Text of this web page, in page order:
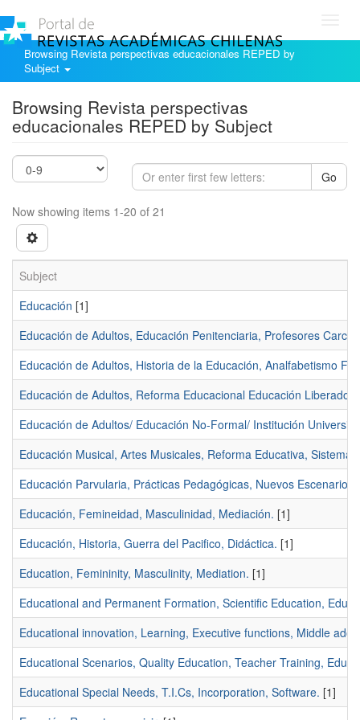
Browsing Revista perspectivas educacionales REPED by
Subject
Browsing Revista perspectivas
educacionales REPED by Subject
Go
Now showing items 1-20 of 21
Subject
Educación [1]
Educación de Adultos, Educación Penitenciaria, Profesores
Educación de Adultos, Historia de la Educación, Analfabetismo
Educación de Adultos, Reforma Educacional Educación
Educación de Adultos/ Educación No-Formal/ Institución
Educación Musical, Artes Musicales, Reforma Educativa, Sistema
Educación Parvularia, Prácticas Pedagógicas, Nuevos
Educación, Femineidad, Masculinidad, Mediación. [1]
Educación, Historia, Guerra del Pacifico, Didáctica. [1]
Education, Femininity, Masculinity, Mediation. [1]
Educational and Permanent Formation, Scientific Education,
Educational innovation, Learning, Executive functions, Middle
Educational Scenarios, Quality Education, Teacher Training,
Educational Special Needs, T.I.Cs, Incorporation, Software. [1]